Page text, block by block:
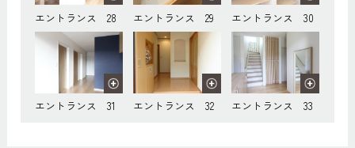
エントランス 28 エントランス 29 エントランス 30
エントランス 31 エントランス 32 エントランス 33